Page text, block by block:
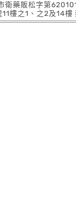
藥販松字第
樓之1、之2及14